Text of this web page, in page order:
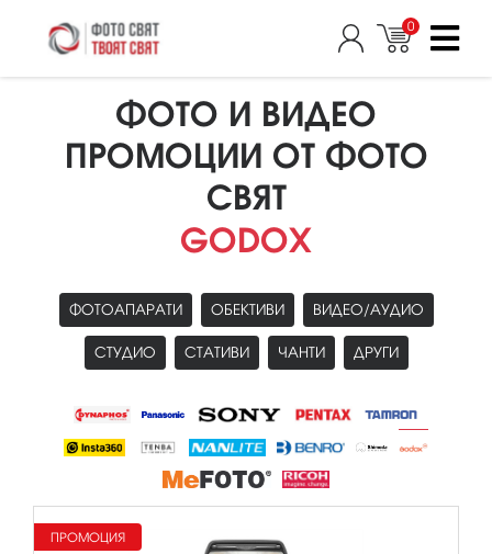
0
ФОТО И ВИДЕО
ПРОМОЦИИ ОТ ФОТО
СВЯТ
GODOX
ФОТОАПАРАТИ ОБЕКТИВИ ВИДЕО/АУДИО
СТУДИО СТАТИВИ ЧАНТИ ДРУГИ
ПРОМОЦИЯ